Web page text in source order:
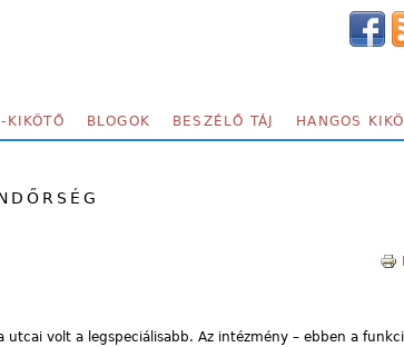
KIKÖTŐ BLOGOK BESZÉLŐ TÁJ HANGOS
utcai volt a legspeciálisabb. Az intézmény – ebben a